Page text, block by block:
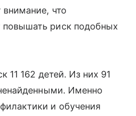
что
риск подобных
11 162 детей. Из них 91
Именно
и обучения